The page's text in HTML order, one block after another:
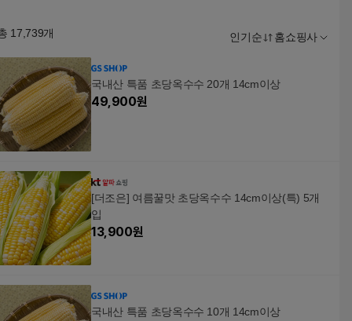
17,739개 인기순 홈쇼핑사
국내산 특품 초당옥수수 20개 14cm이상
49,900원
[더조은] 여름꿀맛 초당옥수수 14cm이상(특) 5개
입
13,900원
국내산 특품 초당옥수수 10개 14cm이상